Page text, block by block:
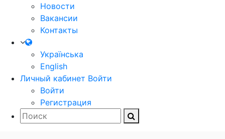
Новости
Вакансии
Контакты
Українська
English
Личный кабинет Войти
Войти
Регистрация